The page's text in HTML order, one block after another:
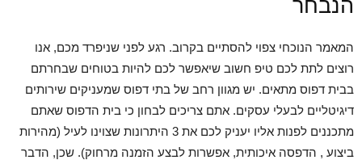
הנבחר
המאמר הנוכחי צפוי להסתיים בקרוב. רגע לפני שניפרד מכם, אנו
רוצים לתת לכם טיפ חשוב שיאפשר לכם להיות בטוחים שבחרתם
בבית דפוס מתאים. יש מגוון רחב של בתי דפוס שמעניקים שירותים
דיגיטליים לבעלי עסקים. אתם צריכים לבחון כי בית הדפוס שאתם
מתכננים לפנות אליו יעניק לכם את 3 היתרונות שצוינו לעיל (מהירות
ביצוע , הדפסה איכותית, אפשרות לבצע הזמנה מרחוק). שכן, הדבר